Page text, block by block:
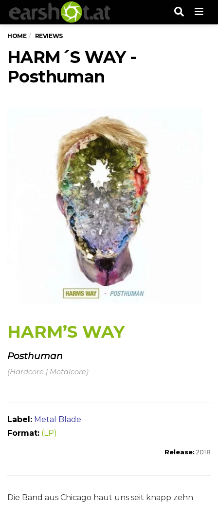
HOME REVIEWS
HARM´S WAY -
Posthuman
HARM’S WAY
Posthuman
(Hardcore | Metalcore)
Label: Metal Blade
Format: (LP)
Release: 2018
Die Band aus Chicago haut uns seit knapp zehn